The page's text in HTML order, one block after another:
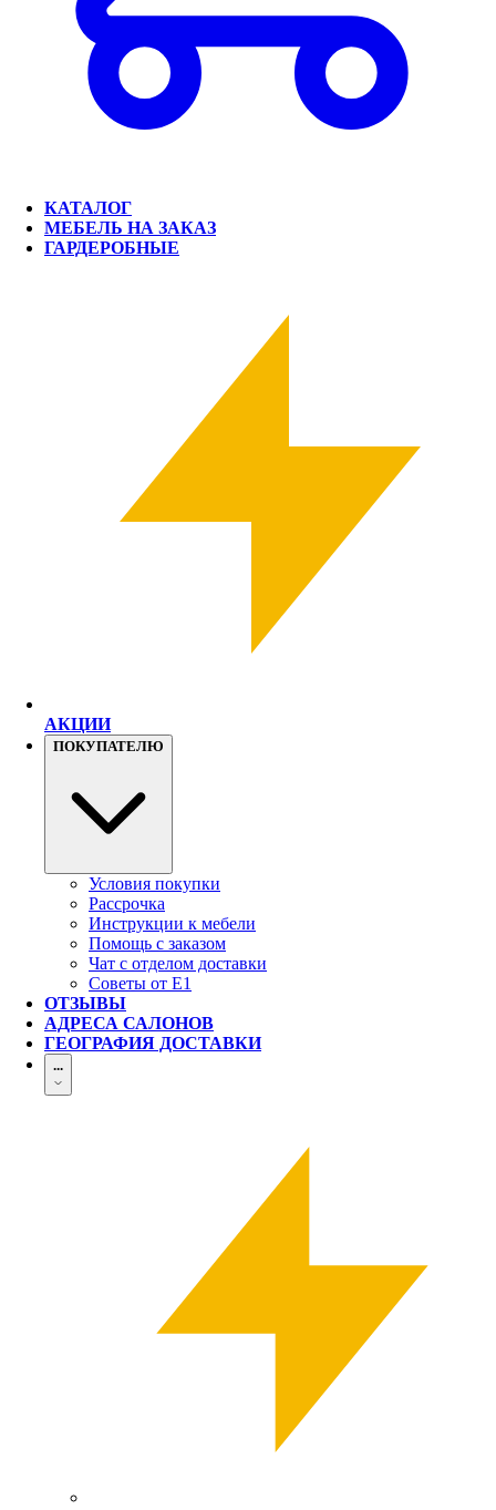
КАТАЛОГ
МЕБЕЛЬ НА ЗАКАЗ
ГАРДЕРОБНЫЕ
АКЦИИ
ПОКУПАТЕЛЮ
Условия покупки
Рассрочка
Инструкции к мебели
Помощь с заказом
Чат с отделом доставки
Советы от Е1
ОТЗЫВЫ
АДРЕСА САЛОНОВ
ГЕОГРАФИЯ ДОСТАВКИ
...